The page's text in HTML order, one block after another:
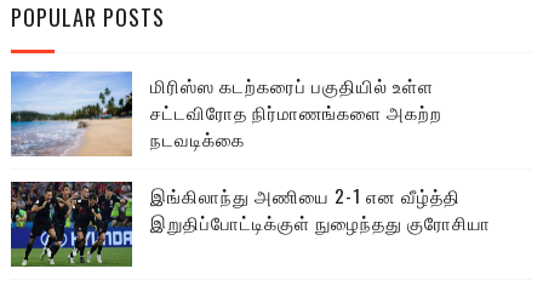
POPULAR POSTS
மிரிஸ்ஸ கடற்கரைப் பகுதியில் உள்ள
சட்டவிரோத நிர்மாணங்களை அகற்ற
நடவடிக்கை
இங்கிலாந்து அணியை 2-1 என வீழ்த்தி
இறுதிப்போட்டிக்குள் நுழைந்தது குரோசியா